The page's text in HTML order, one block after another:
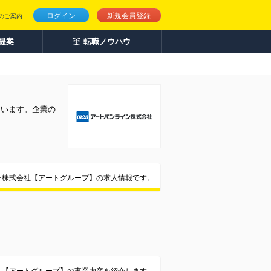
ログイン 新規会員登録
ご案内
案 転職ノウハウ
ます。企業の
式会社【アートグループ】の求人情報です。